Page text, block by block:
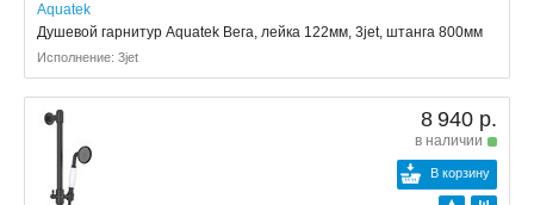
Aquatek
Душевой гарнитур Aquatek Вега, лейка 122мм, 3jet, штанга 800мм
Исполнение: 3jet
8 940 р.
в наличии
В корзину